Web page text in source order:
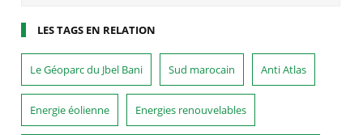
LES TAGS EN RELATION
Le Géoparc du Jbel Bani Sud marocain Anti Atlas
Energie éolienne Energies renouvelables